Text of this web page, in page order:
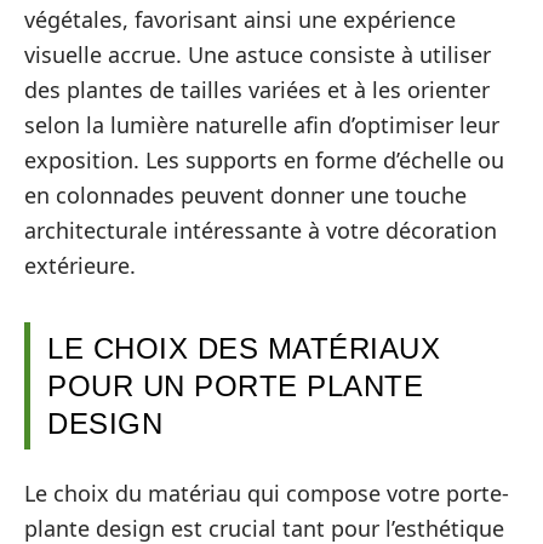
végétales, favorisant ainsi une expérience
visuelle accrue. Une astuce consiste à utiliser
des plantes de tailles variées et à les orienter
selon la lumière naturelle afin d’optimiser leur
exposition. Les supports en forme d’échelle ou
en colonnades peuvent donner une touche
architecturale intéressante à votre décoration
extérieure.
LE CHOIX DES MATÉRIAUX
POUR UN PORTE PLANTE
DESIGN
Le choix du matériau qui compose votre porte-
plante design est crucial tant pour l’esthétique